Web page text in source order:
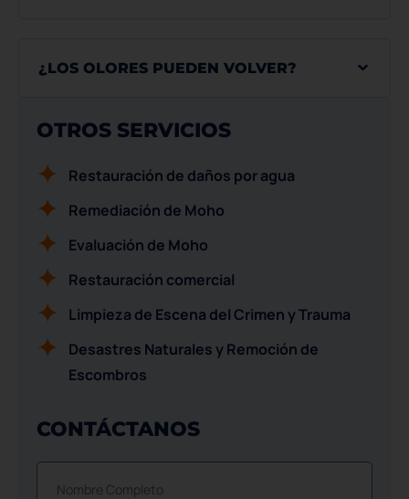
¿LOS OLORES PUEDEN VOLVER?
OTROS SERVICIOS
Restauración de daños por agua
Remediación de Moho
Evaluación de Moho
Restauración comercial
Limpieza de Escena del Crimen y Trauma
Desastres Naturales y Remoción de
Escombros
CONTÁCTANOS